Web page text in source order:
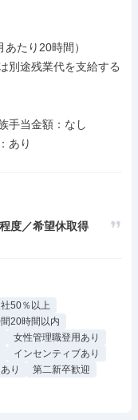
たり20時間）
別途残業代を支給する
手当金額：なし
あり
度／希望休取得
50％以上
20時間以内
女性管理職登用あり
インセンティブあり
り
第二新卒歓迎